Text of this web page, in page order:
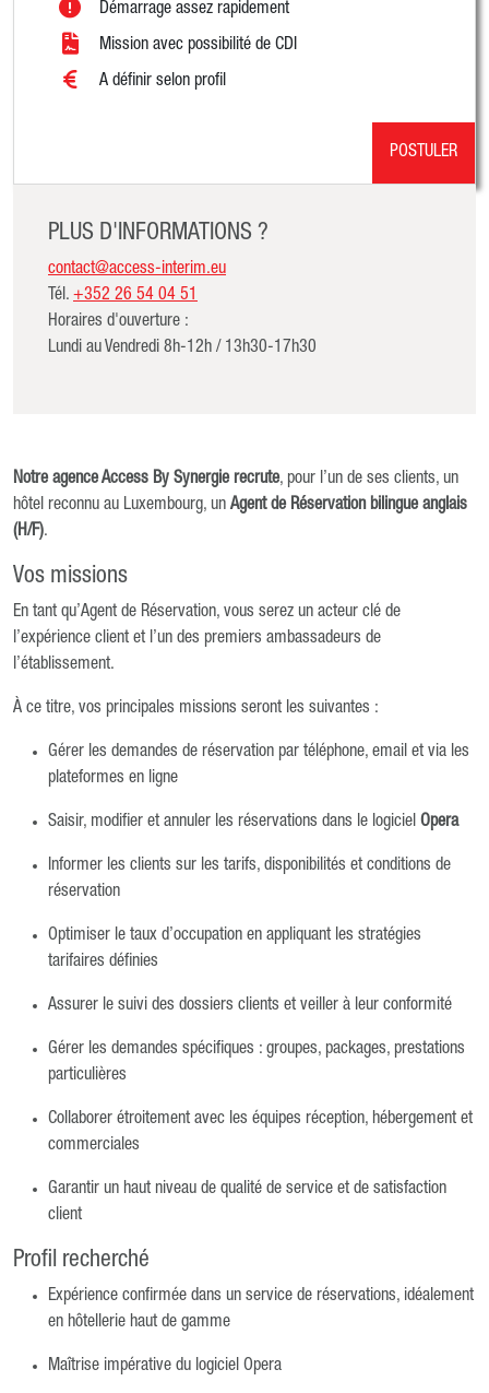
Démarrage assez rapidement
Mission avec possibilité de CDI
A définir selon profil
POSTULER
PLUS D'INFORMATIONS ?
contact@access-interim.eu
Tél. +352 26 54 04 51
Horaires d'ouverture :
Lundi au Vendredi 8h-12h / 13h30-17h30
Notre agence Access By Synergie recrute, pour l’un de ses clients, un
hôtel reconnu au Luxembourg, un Agent de Réservation bilingue anglais
(H/F).
Vos missions
En tant qu’Agent de Réservation, vous serez un acteur clé de
l’expérience client et l’un des premiers ambassadeurs de
l’établissement.
À ce titre, vos principales missions seront les suivantes :
Gérer les demandes de réservation par téléphone, email et via les
plateformes en ligne
Saisir, modifier et annuler les réservations dans le logiciel Opera
Informer les clients sur les tarifs, disponibilités et conditions de
réservation
Optimiser le taux d’occupation en appliquant les stratégies
tarifaires définies
Assurer le suivi des dossiers clients et veiller à leur conformité
Gérer les demandes spécifiques : groupes, packages, prestations
particulières
Collaborer étroitement avec les équipes réception, hébergement et
commerciales
Garantir un haut niveau de qualité de service et de satisfaction
client
Profil recherché
Expérience confirmée dans un service de réservations, idéalement
en hôtellerie haut de gamme
Maîtrise impérative du logiciel Opera